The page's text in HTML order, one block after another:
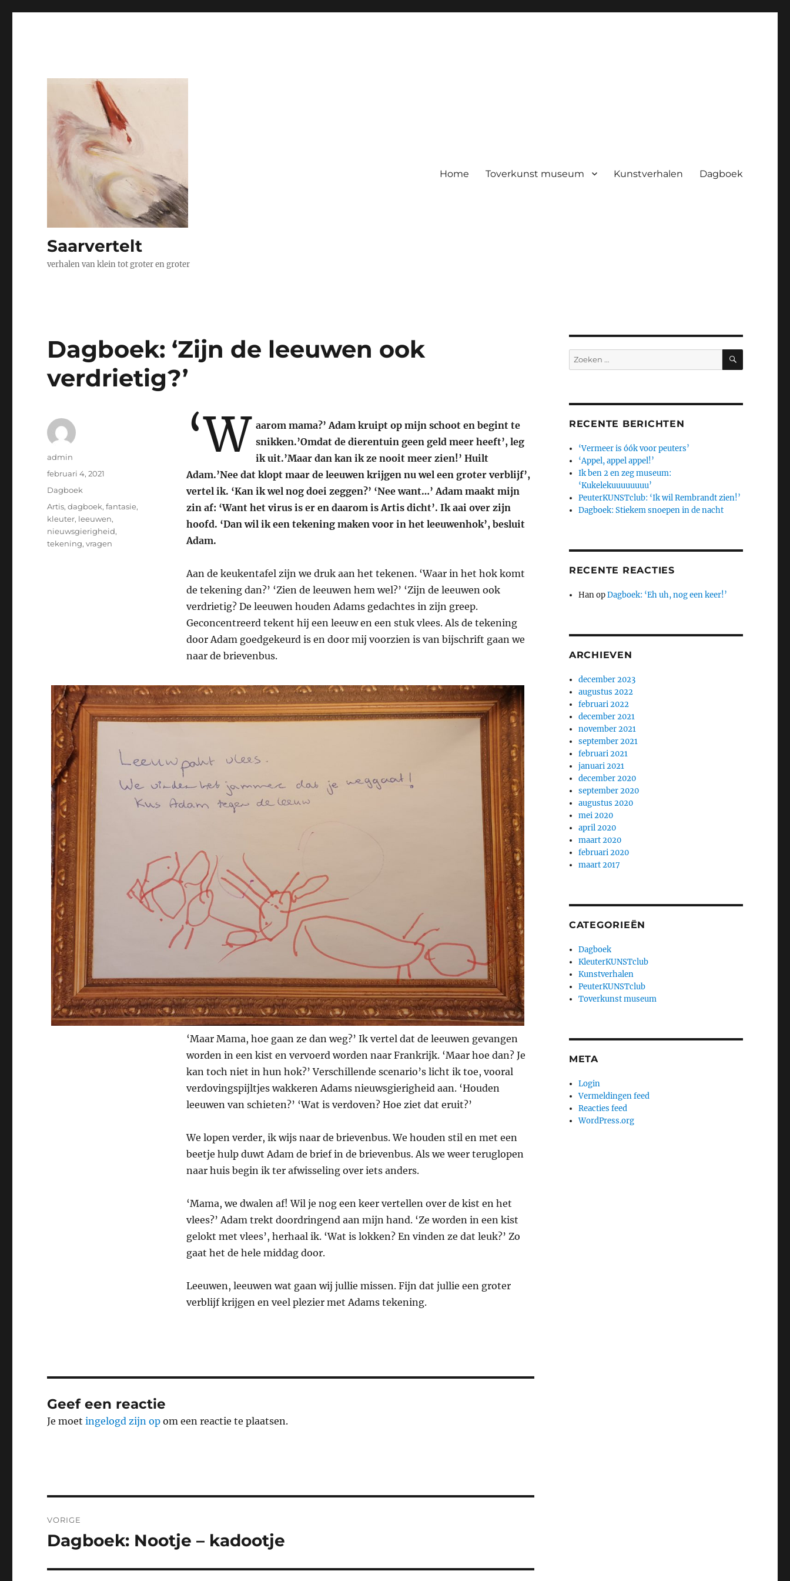
Saarvertelt
verhalen van klein tot groter en groter
Home Toverkunst museum Kunstverhalen Dagboek
Dagboek: ‘Zijn de leeuwen ook
verdrietig?’
‘W aarom mama?’ Adam kruipt op mijn schoot en begint te
snikken.’Omdat de dierentuin geen geld meer heeft’, leg
ik uit.’Maar dan kan ik ze nooit meer zien!’ Huilt
Adam.’Nee dat klopt maar de leeuwen krijgen nu wel een groter verblijf’,
vertel ik. ‘Kan ik wel nog doei zeggen?’ ‘Nee want…’ Adam maakt mijn
zin af: ‘Want het virus is er en daarom is Artis dicht’. Ik aai over zijn
hoofd. ‘Dan wil ik een tekening maken voor in het leeuwenhok’, besluit
Adam.
Aan de keukentafel zijn we druk aan het tekenen. ‘Waar in het hok komt
de tekening dan?’ ‘Zien de leeuwen hem wel?’ ‘Zijn de leeuwen ook
verdrietig? De leeuwen houden Adams gedachtes in zijn greep.
Geconcentreerd tekent hij een leeuw en een stuk vlees. Als de tekening
door Adam goedgekeurd is en door mij voorzien is van bijschrift gaan we
naar de brievenbus.
‘Maar Mama, hoe gaan ze dan weg?’ Ik vertel dat de leeuwen gevangen
worden in een kist en vervoerd worden naar Frankrijk. ‘Maar hoe dan? Je
kan toch niet in hun hok?’ Verschillende scenario’s licht ik toe, vooral
verdovingspijltjes wakkeren Adams nieuwsgierigheid aan. ‘Houden
leeuwen van schieten?’ ‘Wat is verdoven? Hoe ziet dat eruit?’
We lopen verder, ik wijs naar de brievenbus. We houden stil en met een
beetje hulp duwt Adam de brief in de brievenbus. Als we weer teruglopen
naar huis begin ik ter afwisseling over iets anders.
‘Mama, we dwalen af! Wil je nog een keer vertellen over de kist en het
vlees?’ Adam trekt doordringend aan mijn hand. ‘Ze worden in een kist
gelokt met vlees’, herhaal ik. ‘Wat is lokken? En vinden ze dat leuk?’ Zo
gaat het de hele middag door.
Leeuwen, leeuwen wat gaan wij jullie missen. Fijn dat jullie een groter
verblijf krijgen en veel plezier met Adams tekening.
Auteur
admin
Geplaatst
februari 4, 2021
Categorieën
Dagboek
Tags
Artis,dagboek,fantasie,
kleuter, leeuwen,
nieuwsgierigheid,
tekening,vragen
Geef een reactie
Je moetingelogd zijn op om een reactie te plaatsen.
navigatie
VORIGE
Vorig
Dagboek: Nootje – kadootje
Zoeken
naar:
ZOEKEN
RECENTE BERICHTEN
‘Vermeer is óók voor peuters’
‘Appel, appel appel!’
Ik ben 2 en zeg museum:
‘Kukelekuuuuuuuu’
PeuterKUNSTclub: ‘Ik wil Rembrandt zien!’
Dagboek: Stiekem snoepen in de nacht
RECENTE REACTIES
HanopDagboek: ‘Eh uh, nog een keer!’
ARCHIEVEN
december 2023
augustus 2022
februari 2022
december 2021
november 2021
september 2021
februari 2021
januari 2021
december 2020
september 2020
augustus 2020
mei 2020
april 2020
maart 2020
februari 2020
maart 2017
CATEGORIEËN
Dagboek
KleuterKUNSTclub
Kunstverhalen
PeuterKUNSTclub
Toverkunst museum
META
Login
Vermeldingen feed
Reacties feed
WordPress.org